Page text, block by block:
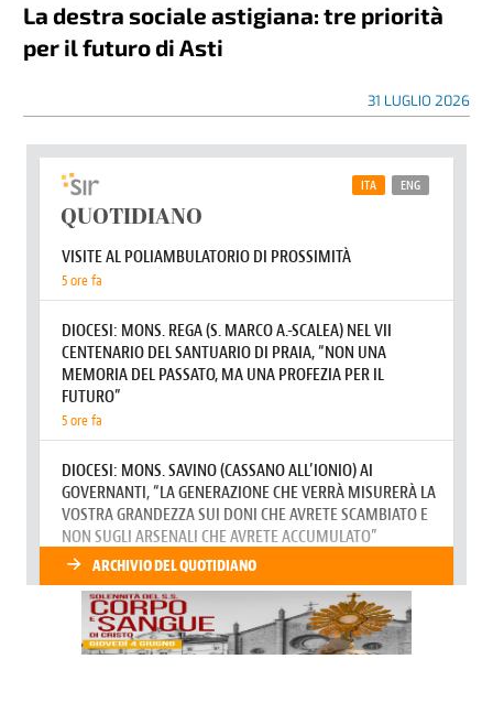
La destra sociale astigiana: tre priorità
per il futuro di Asti
31 LUGLIO 2026